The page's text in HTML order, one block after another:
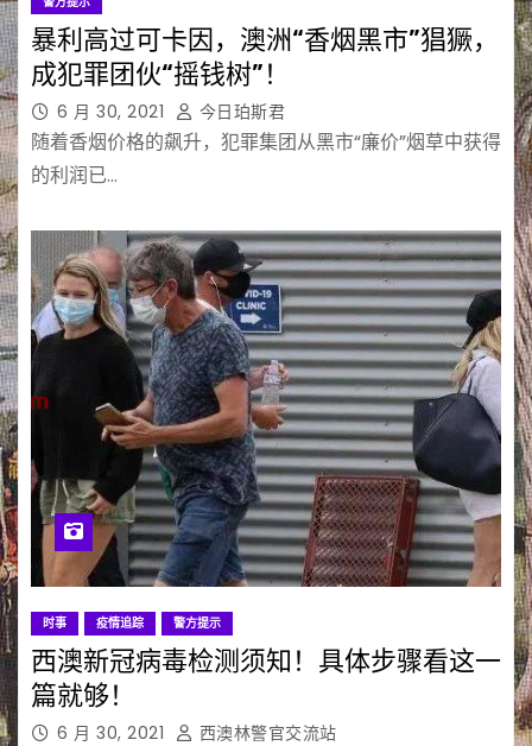
暴利高过可卡因，澳洲“香烟黑市”猖獗，
成犯罪团伙“摇钱树”！
6 月 30, 2021 今日珀斯君
随着香烟价格的飙升，犯罪集团从黑市“廉价”烟草中获得
的利润已…
时事 疫情追踪 警方提示
西澳新冠病毒检测须知！具体步骤看这一
篇就够！
6 月 30, 2021 西澳林警官交流站